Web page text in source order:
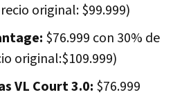
original: $99.999)
$76.999 con 30% de
original:$109.999)
VL Court 3.0: $76.999